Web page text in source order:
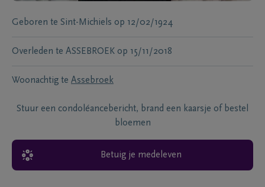
Geboren te Sint-Michiels op 12/02/1924
Overleden te ASSEBROEK op 15/11/2018
Woonachtig te Assebroek
Stuur een condoléancebericht, brand een kaarsje of bestel
bloemen
Betuig je medeleven